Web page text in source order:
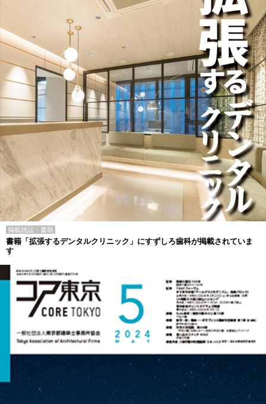
掲載雑誌・書籍
書籍「拡張するデンタルクリニック」にすずしろ歯科が掲載されていま
す